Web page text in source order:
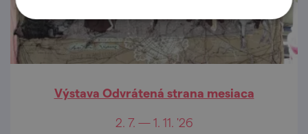
Výstava Odvrátená strana mesiaca
2. 7. — 1. 11. '26